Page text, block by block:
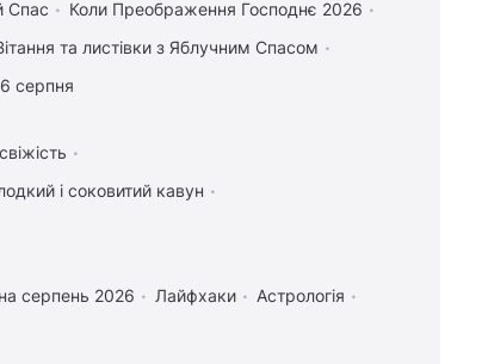
Спас
Коли Преображення Господнє 2026
та листівки з Яблучним Спасом
серпня
і соковитий кавун
серпень 2026 Лайфхаки
Астрологія